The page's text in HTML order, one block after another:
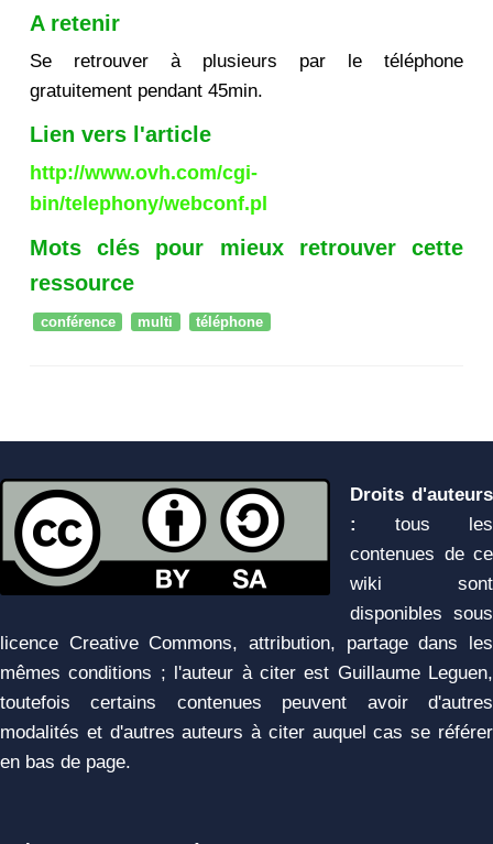
A retenir
Se retrouver à plusieurs par le téléphone
gratuitement pendant 45min.
Lien vers l'article
http://www.ovh.com/cgi-
bin/telephony/webconf.pl
Mots clés pour mieux retrouver cette
ressource
conférence multi téléphone
Droits d'auteurs
:
tous les
contenues de ce
wiki sont
disponibles sous
licence Creative Commons, attribution, partage dans les
mêmes conditions ; l'auteur à citer est Guillaume Leguen,
toutefois certains contenues peuvent avoir d'autres
modalités et d'autres auteurs à citer auquel cas se référer
en bas de page.